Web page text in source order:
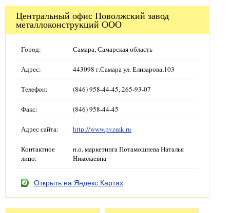
Центральный офис Поволжский завод
металлоконструкций ООО
Город: Самара, Самарская область
Адрес: 443098 г.Самара ул. Елизарова,103
Телефон: (846) 958-44-45, 265-93-07
Факс: (846) 958-44-45
Адрес сайта: http://www.pvzmk.ru
Контактное
лицо:
н.о. маркетинга Потамошнева Наталья
Николаевна
Открыть на Яндекс.Картах